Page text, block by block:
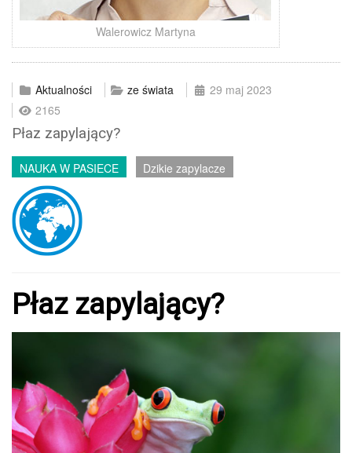
Walerowicz Martyna
Aktualności ze świata
29 maj 2023
2165
Płaz zapylający?
NAUKA W PASIECE Dzikie zapylacze
Płaz zapylający?